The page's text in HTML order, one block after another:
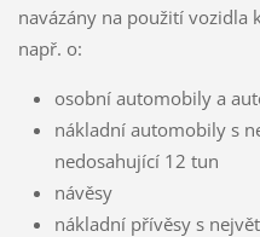
navázány na použití vozidla
např. o:
osobní automobily a
nákladní automobily s
nedosahující 12 tun
návěsy
nákladní přívěsy s